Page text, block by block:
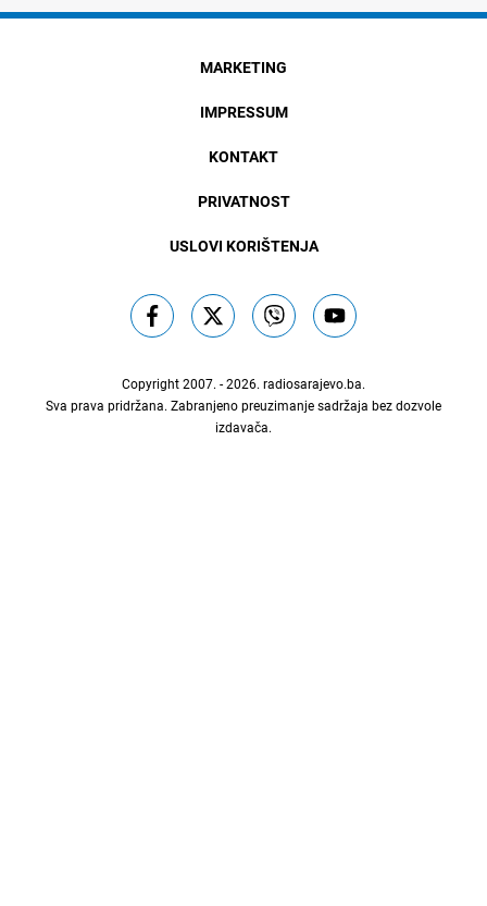
MARKETING
IMPRESSUM
KONTAKT
PRIVATNOST
USLOVI KORIŠTENJA
Copyright 2007. - 2026. radiosarajevo.ba.
Sva prava pridržana. Zabranjeno preuzimanje sadržaja bez dozvole
izdavača.